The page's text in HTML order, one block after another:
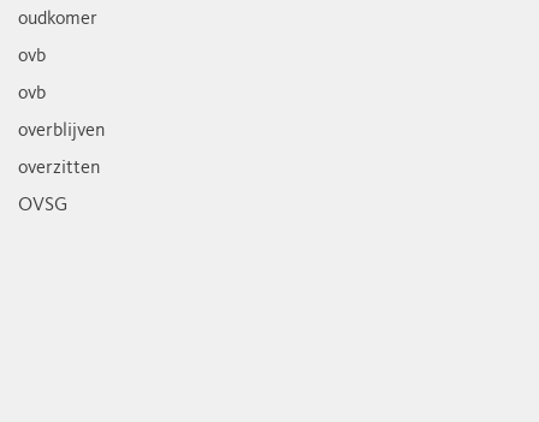
oudkomer
ovb
ovb
overblijven
overzitten
OVSG